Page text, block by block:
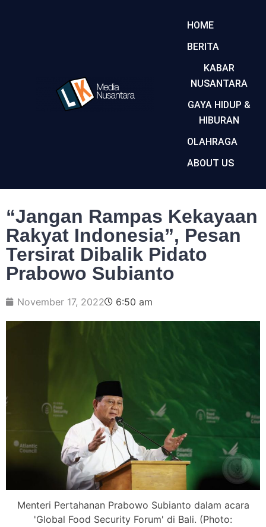
HOME
BERITA
KABAR
NUSANTARA
GAYA HIDUP &
HIBURAN
OLAHRAGA
ABOUT US
“Jangan Rampas Kekayaan
Rakyat Indonesia”, Pesan
Tersirat Dibalik Pidato
Prabowo Subianto
November 17, 2022 6:50 am
Menteri Pertahanan Prabowo Subianto dalam acara
'Global Food Security Forum' di Bali. (Photo: